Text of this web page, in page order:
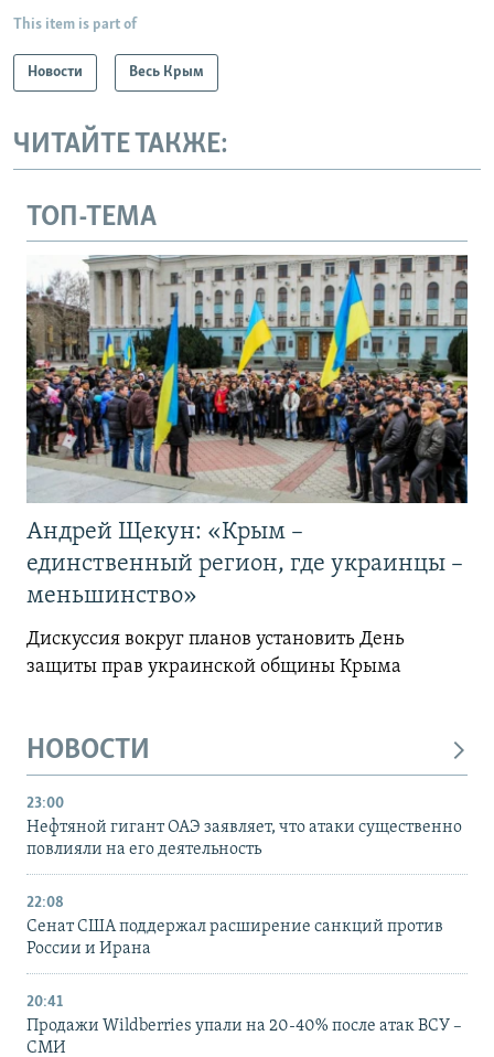
This item is part of
Новости Весь Крым
ЧИТАЙТЕ ТАКЖЕ:
ТОП-ТЕМА
Андрей Щекун: «Крым –
единственный регион, где украинцы –
меньшинство»
Дискуссия вокруг планов установить День
защиты прав украинской общины Крыма
НОВОСТИ
23:00
Нефтяной гигант ОАЭ заявляет, что атаки существенно
повлияли на его деятельность
22:08
Сенат США поддержал расширение санкций против
России и Ирана
20:41
Продажи Wildberries упали на 20-40% после атак ВСУ –
СМИ